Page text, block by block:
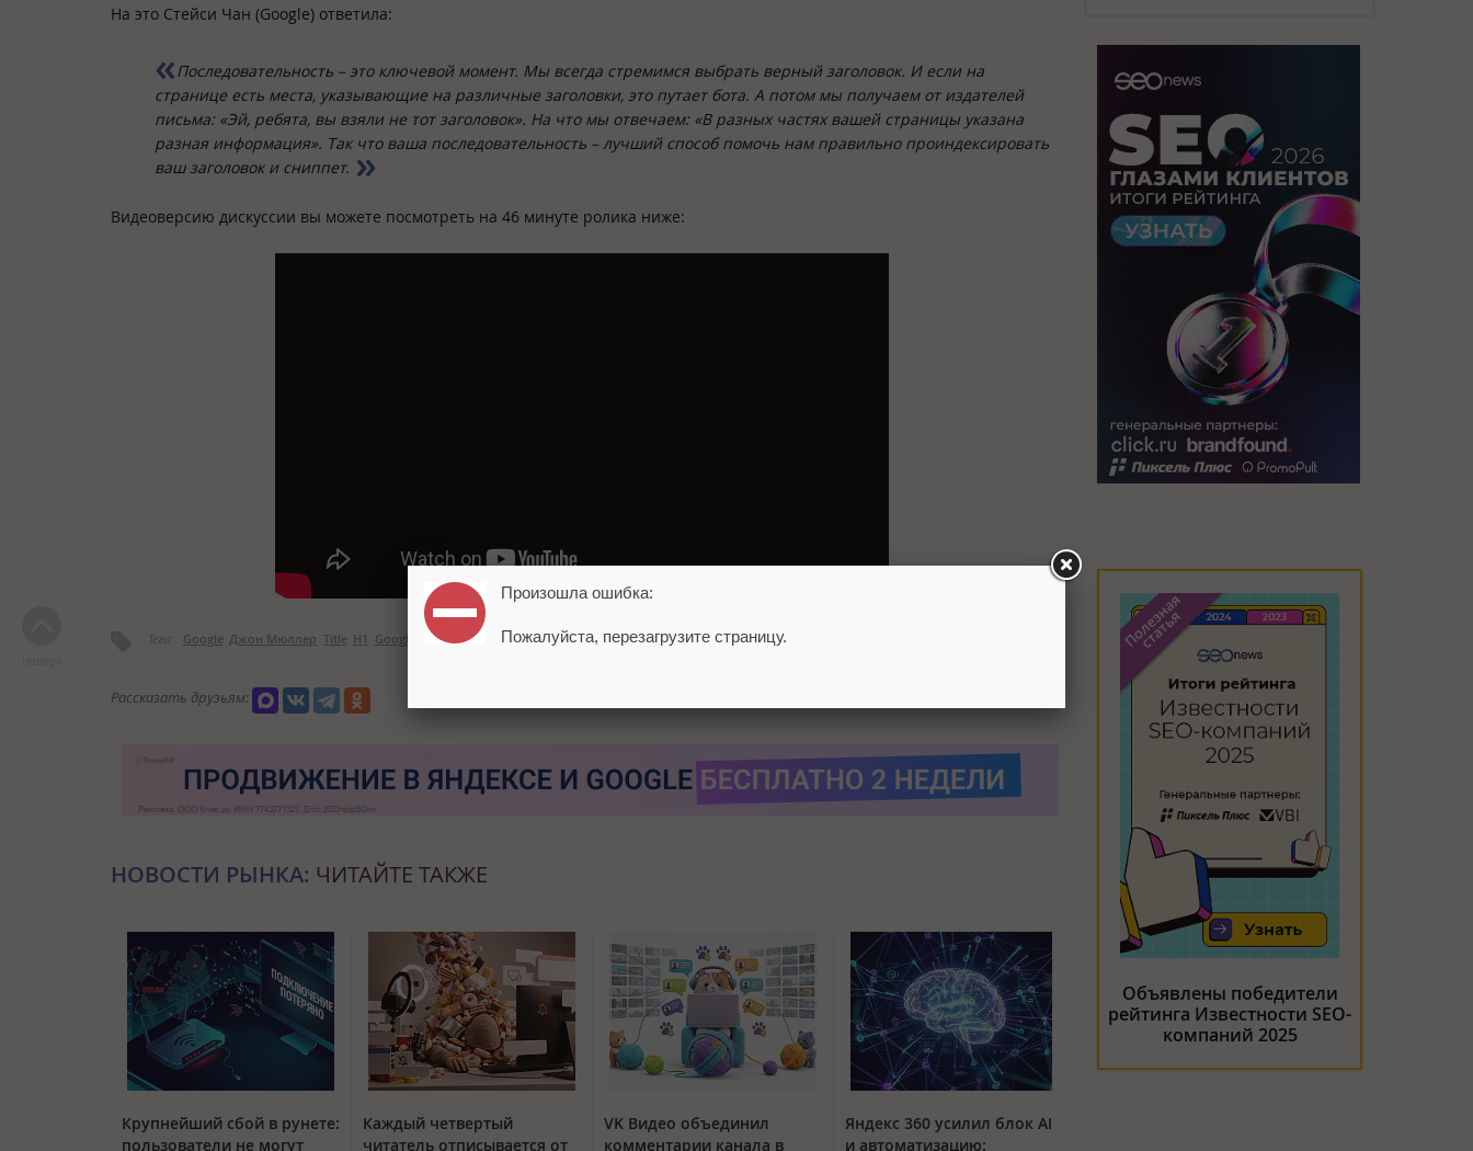
На это Стейси Чан (Google) ответила:
Последовательность – это ключевой момент. Мы всегда стремимся выбрать верный заголовок. И если на
странице есть места, указывающие на различные заголовки, это путает бота. А потом мы получаем от издателей
письма: «Эй, ребята, вы взяли не тот заголовок». На что мы отвечаем: «В разных частях вашей страницы указана
разная информация». Так что ваша последовательность – лучший способ помочь нам правильно проиндексировать
ваш заголовок и сниппет.
Видеоверсию дискуссии вы можете посмотреть на 46 минуте ролика ниже:
Теги: Google Джон Мюллер Title H1 Google News
Рассказать друзьям:
НОВОСТИ РЫНКА: ЧИТАЙТЕ ТАКЖЕ
Крупнейший сбой в рунете:
пользователи не могут
Каждый четвертый
читатель отписывается от
VK Видео объединил
комментарии канала в
Яндекс 360 усилил блок AI
и автоматизацию:
Объявлены победители
рейтинга Известности SEO-
компаний 2025
Произошла ошибка:
Пожалуйста, перезагрузите страницу.